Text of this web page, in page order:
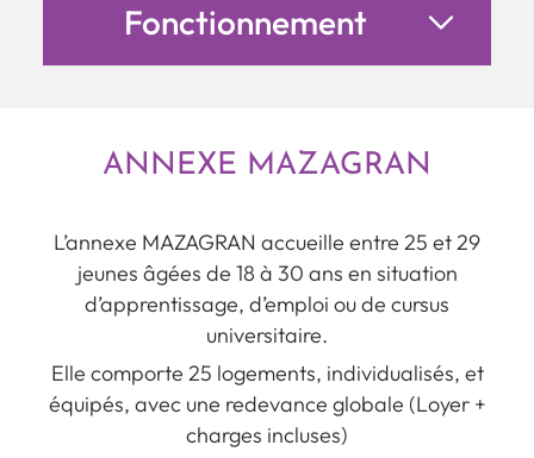
Fonctionnement
ANNEXE MAZAGRAN
L’annexe MAZAGRAN accueille entre 25 et 29
jeunes âgées de 18 à 30 ans en situation
d’apprentissage, d’emploi ou de cursus
universitaire.
Elle comporte 25 logements, individualisés, et
équipés, avec une redevance globale (Loyer +
charges incluses)